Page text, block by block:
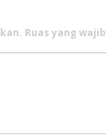
Ruas yang